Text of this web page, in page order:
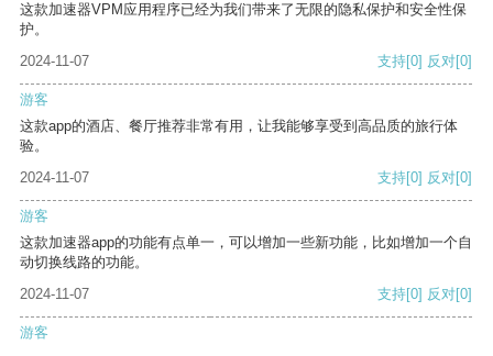
这款加速器VPM应用程序已经为我们带来了无限的隐私保护和安全性保
护。
2024-11-07
支持[0] 反对[0]
游客
这款app的酒店、餐厅推荐非常有用，让我能够享受到高品质的旅行体
验。
2024-11-07
支持[0] 反对[0]
游客
这款加速器app的功能有点单一，可以增加一些新功能，比如增加一个自
动切换线路的功能。
2024-11-07
支持[0] 反对[0]
游客